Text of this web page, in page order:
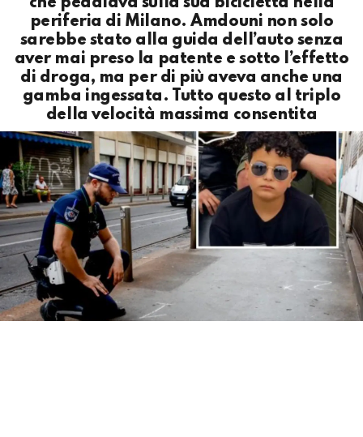
che pedalava sulla sua bicicletta nella
periferia di Milano. Amdouni non solo
sarebbe stato alla guida dell’auto senza
aver mai preso la patente e sotto l’effetto
di droga, ma per di più aveva anche una
gamba ingessata. Tutto questo al triplo
della velocità massima consentita